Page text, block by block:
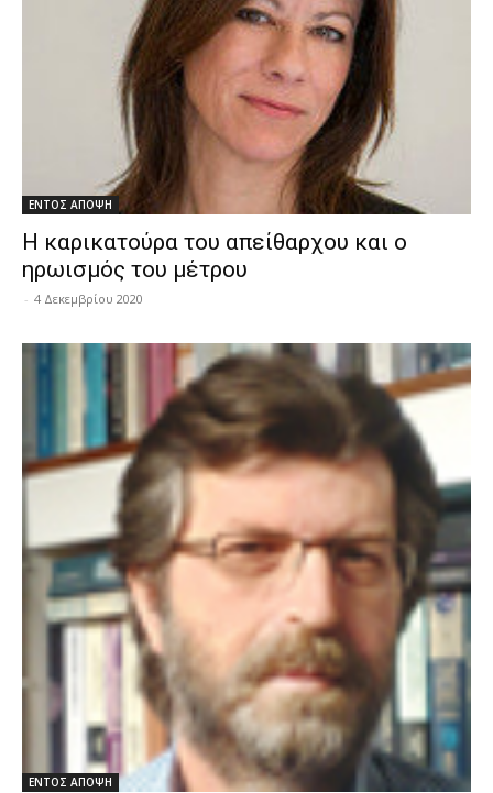
ΕΝΤΟΣ ΑΠΟΨΗ
Η καρικατούρα του απείθαρχου και ο
ηρωισμός του μέτρου
- 4 Δεκεμβρίου 2020
ΕΝΤΟΣ ΑΠΟΨΗ